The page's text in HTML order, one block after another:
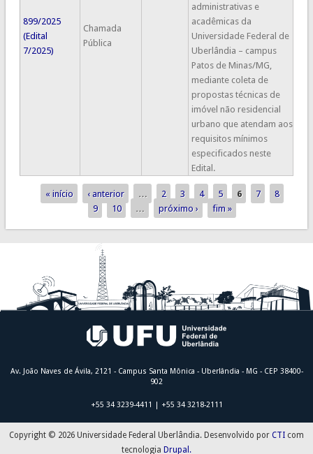
899/2025
(Edital
7/2025)
Chamada
Pública
administrativas e
acadêmicas da
Universidade Federal de
Uberlândia – campus
Patos de Minas/MG,
mediante coleta de
propostas técnicas de
imóvel não residencial
urbano que atendam aos
requisitos mínimos
especificados neste
Edital.
Páginas
« início ‹ anterior … 2 3 4 5 6 7
8
9
10 … próximo › fim »
Av. João Naves de Ávila, 2121 - Campus Santa Mônica - Uberlândia - MG - CEP 38400-
902
+55 34 3239-4411 | +55 34 3218-2111
Copyright © 2026 Universidade Federal Uberlândia. Desenvolvido por CTI com
tecnologia Drupal.